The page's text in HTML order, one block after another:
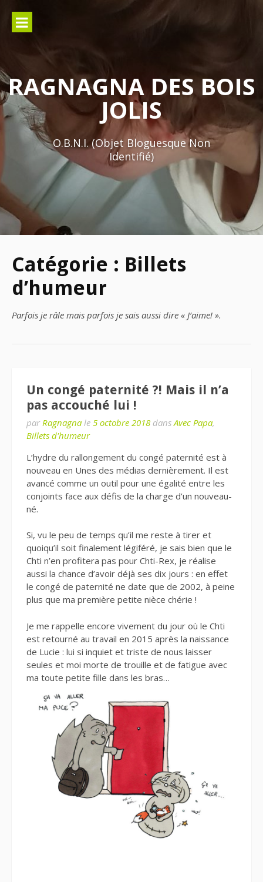
contenu
RAGNAGNA DES BOIS
JOLIS
O.B.N.I. (Objet Bloguesque Non
Identifié)
Catégorie : Billets
d’humeur
Parfois je râle mais parfois je sais aussi dire « J’aime! ».
Un congé paternité ?! Mais il n’a
pas accouché lui !
par Ragnagna le 5 octobre 2018 dans Avec Papa,
Billets d'humeur
L’hydre du rallongement du congé paternité est à
nouveau en Unes des médias dernièrement. Il est
avancé comme un outil pour une égalité entre les
conjoints face aux défis de la charge d’un nouveau-
né.
Si, vu le peu de temps qu’il me reste à tirer et
quoiqu’il soit finalement légiféré, je sais bien que le
Chti n’en profitera pas pour Chti-Rex, je réalise
aussi la chance d’avoir déjà ses dix jours : en effet
le congé de paternité ne date que de 2002, à peine
plus que ma première petite nièce chérie !
Je me rappelle encore vivement du jour où le Chti
est retourné au travail en 2015 après la naissance
de Lucie : lui si inquiet et triste de nous laisser
seules et moi morte de trouille et de fatigue avec
ma toute petite fille dans les bras…